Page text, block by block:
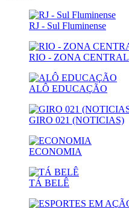
RJ - Sul Fluminense
RIO - ZONA CENTRAL
ALÔ EDUCAÇÃO
GIRO 021 (NOTICIAS)
ECONOMIA
TÁ BELÊ